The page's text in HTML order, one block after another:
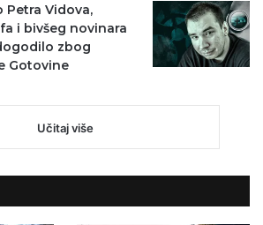
Petra Vidova,
i bivšeg novinara
zbog
Gotovine
Učitaj više